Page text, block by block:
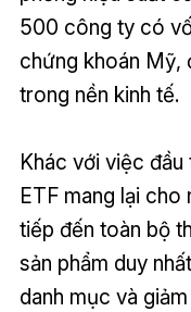
500 công ty có
chứng khoán Mỹ,
trong nền kinh tế.
Khác với việc
ETF mang lại cho
tiếp đến toàn bộ
sản phẩm duy
danh mục và